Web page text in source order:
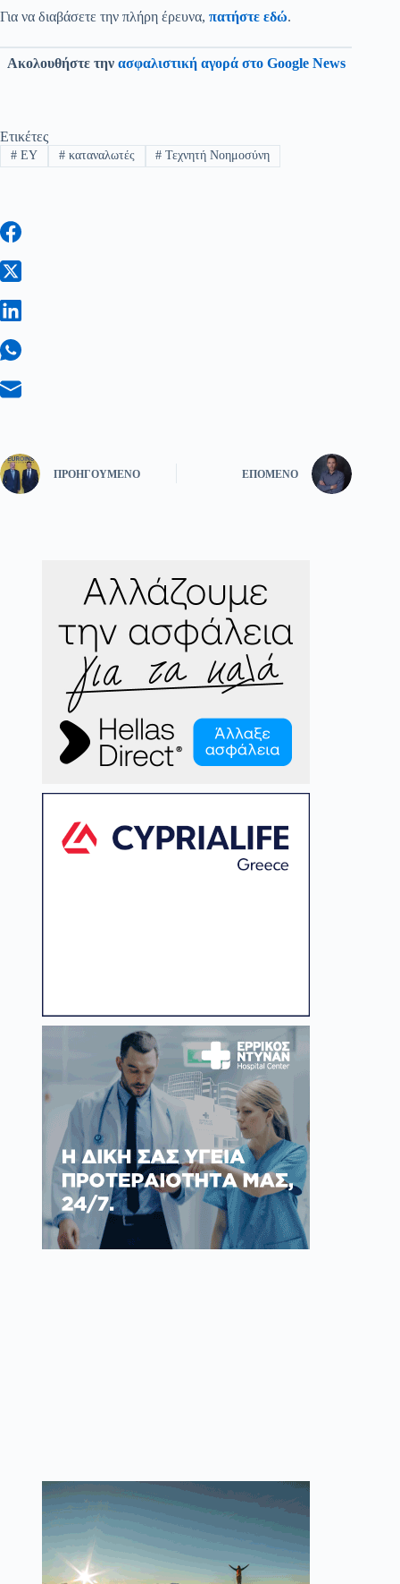
Για να διαβάσετε την πλήρη έρευνα, πατήστε εδώ.
Ακολουθήστε την ασφαλιστική αγορά στο Google News
Ετικέτες
#EY #καταναλωτές # Τεχνητή Νοημοσύνη
ΠΡΟΗΓΟΎΜΕΝΟ ΕΠΌΜΕΝΟ